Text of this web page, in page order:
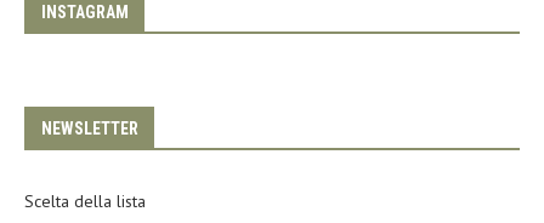
INSTAGRAM
NEWSLETTER
Scelta della lista